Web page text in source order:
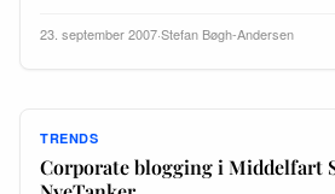
23. september 2007·Stefan Bøgh-Andersen
TRENDS
Corporate blogging i Middelfart